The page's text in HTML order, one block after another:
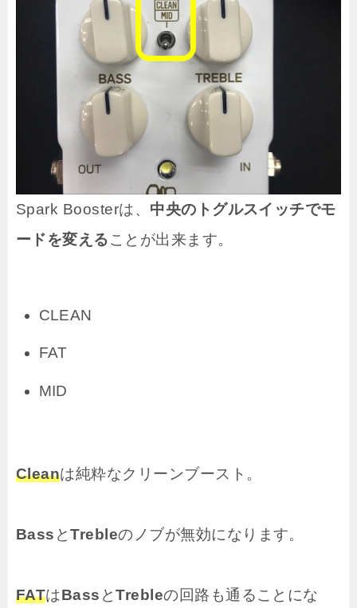
Spark Boosterは、 中央のトグルスイッチでモ
ードを変えることが出来ます。
CLEAN
FAT
MID
Cleanは純粋なクリーンブースト。
Bass とTrebleのノブが無効になります。
FATはBass とTrebleの回路も通ることにな